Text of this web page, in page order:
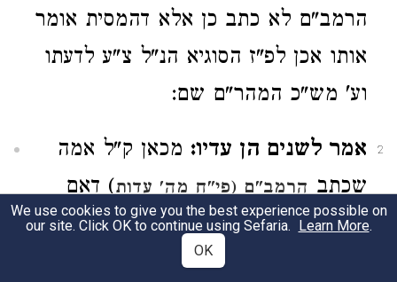
הרמב"ם לא כתב כן אלא דהמסית אומר
אותו אכן לפ"ז הסוגיא הנ"ל צ"ע לדעתו
וע' מש"כ המהר"ם שם:
2 אמר לשנים הן עדיו: מכאן ק"ל אמה
שכתבהרמב"ם (פי"ח מה' עדות) דאם
הוזמו העדים בעמנו הייתם עם ההורג או
ההרוג אין זה הזמה אלא הכחשה ועיין
We use cookies to give you the best experience possible on
our site. Click OK to continue using Sefaria. Learn More.
OK